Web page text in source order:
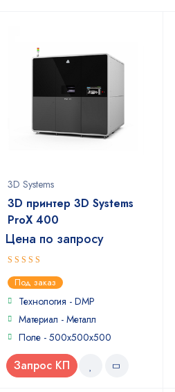
3D Systems
3D принтер 3D Systems
ProX 400
Цена по запросу
5out of 5
Под заказ
Технология - DMP
Материал - Металл
Поле - 500x500x500
Запрос КП